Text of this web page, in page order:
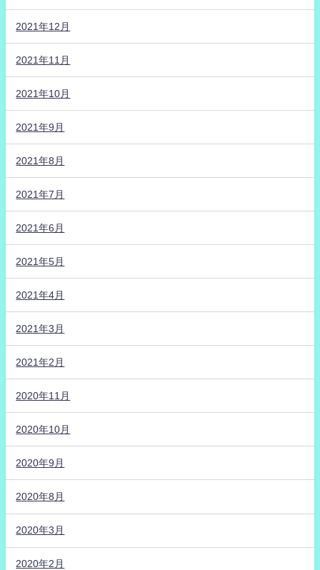
2021年12月
2021年11月
2021年10月
2021年9月
2021年8月
2021年7月
2021年6月
2021年5月
2021年4月
2021年3月
2021年2月
2020年11月
2020年10月
2020年9月
2020年8月
2020年3月
2020年2月